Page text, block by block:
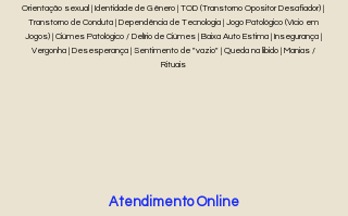
Orientação sexual | Identidade de Gênero | TOD (Transtorno Opositor Desafiador) |
Transtorno de Conduta | Dependência de Tecnologia | Jogo Patológico (Vício em
Jogos) | Ciúmes Patológico / Delírio de Ciúmes | Baixa Auto Estima | Insegurança |
Vergonha | Desesperança | Sentimento de "vazio" | Queda na libido | Manias /
Rituais
Atendimento Online